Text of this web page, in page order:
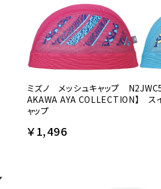
ミズノ メッシュキャップ
AKAWA AYA COLLECTION】 ス
ャップ
￥1,496